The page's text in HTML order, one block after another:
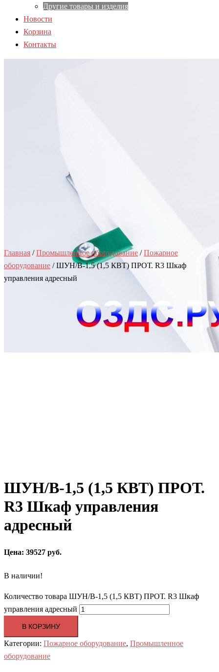
Другие товары и изделия
Новости
Корзина
Контакты
Главная /Промышленное оборудование /Пожарное
оборудование / ШУН/В-1,5 (1,5 КВТ) ПРОТ. R3 Шкаф
управления адресный
ШУН/В-1,5 (1,5 КВТ) ПРОТ.
R3 Шкаф управления
адресный
Цена: 39527 руб.
В наличии!
Количество товара ШУН/В-1,5 (1,5 КВТ) ПРОТ. R3 Шкаф
управления адресный
В КОРЗИНУ
Категории: Пожарное оборудование, Промышленное
оборудование